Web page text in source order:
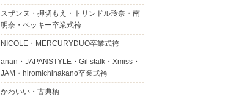
スザンヌ・押切もえ・トリンドル玲奈・南
明奈・ベッキー卒業式袴
NICOLE・MERCURYDUO卒業式袴
anan・JAPANSTYLE・Gil’stalk・Xmiss・
JAM・hiromichinakano卒業式袴
かわいい・古典柄